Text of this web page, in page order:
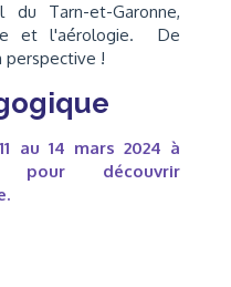
du Tarn-et-Garonne,
et l'aérologie. De
perspective !
au 14 mars 2024 à
pour découvrir